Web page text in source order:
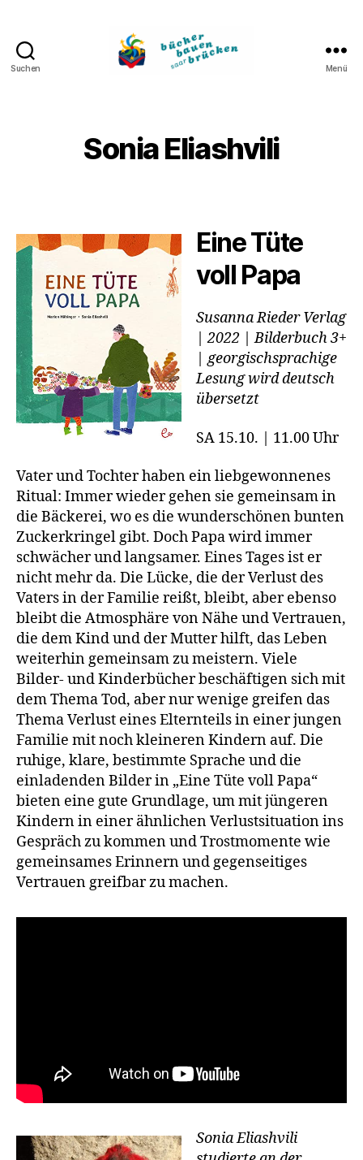
Suchen Menü
Sonia Eliashvili
Eine Tüte
voll Papa
Susanna Rieder Verlag
| 2022 | Bilderbuch 3+
| georgischsprachige
Lesung wird deutsch
übersetzt
SA 15.10. | 11.00 Uhr
Vater und Tochter haben ein liebgewonnenes
Ritual: Immer wieder gehen sie gemeinsam in
die Bäckerei, wo es die wunderschönen bunten
Zuckerkringel gibt. Doch Papa wird immer
schwächer und langsamer. Eines Tages ist er
nicht mehr da. Die Lücke, die der Verlust des
Vaters in der Familie reißt, bleibt, aber ebenso
bleibt die Atmosphäre von Nähe und Vertrauen,
die dem Kind und der Mutter hilft, das Leben
weiterhin gemeinsam zu meistern. Viele
Bilder- und Kinderbücher beschäftigen sich mit
dem Thema Tod, aber nur wenige greifen das
Thema Verlust eines Elternteils in einer jungen
Familie mit noch kleineren Kindern auf. Die
ruhige, klare, bestimmte Sprache und die
einladenden Bilder in „Eine Tüte voll Papa“
bieten eine gute Grundlage, um mit jüngeren
Kindern in einer ähnlichen Verlustsituation ins
Gespräch zu kommen und Trostmomente wie
gemeinsames Erinnern und gegenseitiges
Vertrauen greifbar zu machen.
Sonia Eliashvili